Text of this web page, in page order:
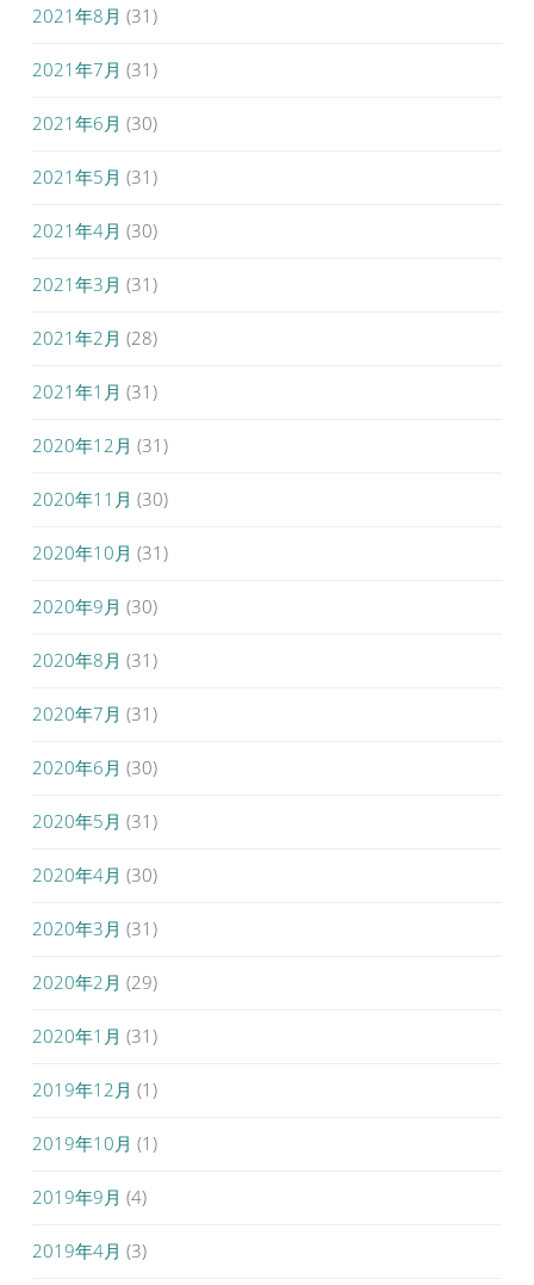
2021年8月 (31)
2021年7月 (31)
2021年6月 (30)
2021年5月 (31)
2021年4月 (30)
2021年3月 (31)
2021年2月 (28)
2021年1月 (31)
2020年12月 (31)
2020年11月 (30)
2020年10月 (31)
2020年9月 (30)
2020年8月 (31)
2020年7月 (31)
2020年6月 (30)
2020年5月 (31)
2020年4月 (30)
2020年3月 (31)
2020年2月 (29)
2020年1月 (31)
2019年12月 (1)
2019年10月 (1)
2019年9月 (4)
2019年4月 (3)